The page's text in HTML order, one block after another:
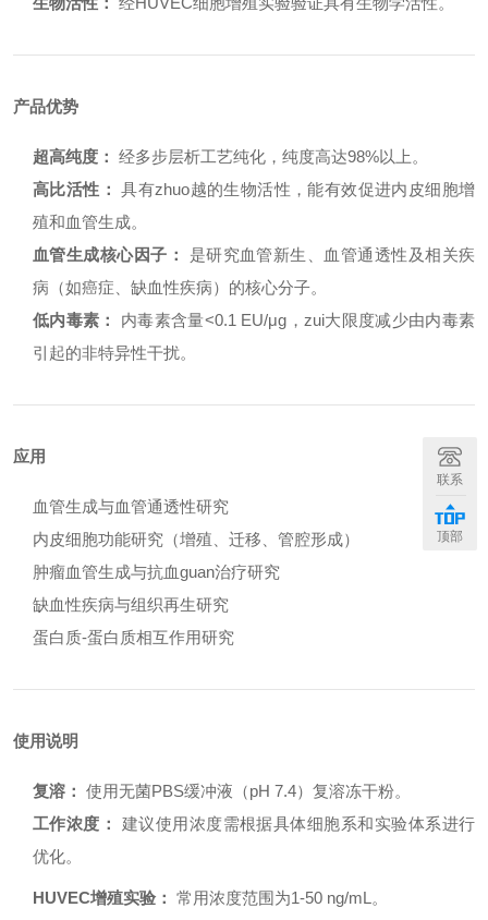
产品优势
超高纯度： 经多步层析工艺纯化，纯度高达98%以上。
高比活性： 具有zhuo越的生物活性，能有效促进内皮细胞增
殖和血管生成。
血管生成核心因子：
是研究血管新生、血管通透性及相关疾
病（如癌症、缺血性疾病）的核心分子。
低内毒素：
内毒素含量<0.1 EU/μg，zui大限度减少由内毒素
引起的非特异性干扰。
应用
血管生成与血管通透性研究
内皮细胞功能研究（增殖、迁移、管腔形成）
肿瘤血管生成与抗血guan治疗研究
缺血性疾病与组织再生研究
蛋白质-蛋白质相互作用研究
使用说明
复溶： 使用无菌PBS缓冲液（pH 7.4）复溶冻干粉。
工作浓度：
建议使用浓度需根据具体细胞系和实验体系进行
优化。
HUVEC增殖实验： 常用浓度范围为1-50 ng/mL。
联系
顶部